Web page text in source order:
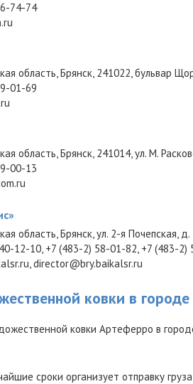
74-74
область,Брянск, 241022,бульвар
01-69
область,Брянск, 241014,ул. М.
00-13
область,Брянск,ул. 2-я Почепская,
12-10, +7 (483-2) 58-01-82, +7 (483-2)
,director@bry.baikalsr.ru
ковки в
ковки Артеферро в
сроки организует отправку